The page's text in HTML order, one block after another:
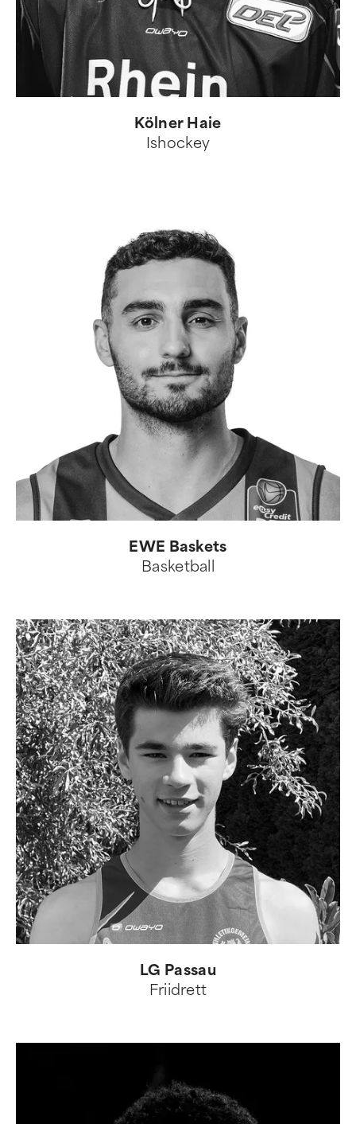
Kölner Haie
Ishockey
EWE Baskets
Basketball
LG Passau
Friidrett